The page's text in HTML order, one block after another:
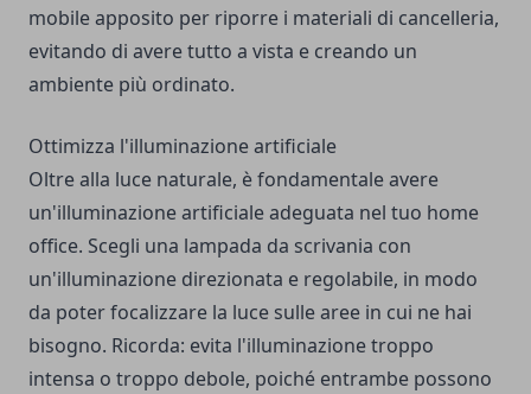
mobile apposito per riporre i materiali di cancelleria,
evitando di avere tutto a vista e creando un
ambiente più ordinato.
Ottimizza l'illuminazione artificiale
Oltre alla luce naturale, è fondamentale avere
un'illuminazione artificiale adeguata nel tuo home
office. Scegli una lampada da scrivania con
un'illuminazione direzionata e regolabile, in modo
da poter focalizzare la luce sulle aree in cui ne hai
bisogno. Ricorda: evita l'illuminazione troppo
intensa o troppo debole, poiché entrambe possono